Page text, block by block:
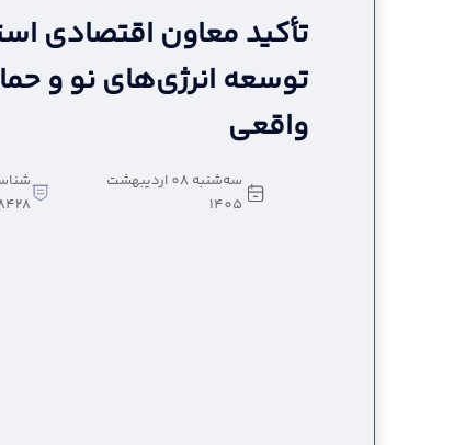
تأکید معاون اقتصادی
توسعه انرژی‌های نو و
واقعی
سه‌شنبه 08 اردیبهشت
1405